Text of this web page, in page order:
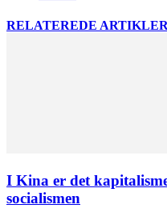
RELATEREDE ARTIKLER
I Kina er det
socialismen